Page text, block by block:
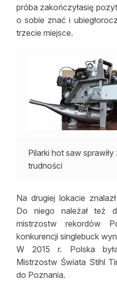
próba zakończyłasię
o sobie znać i
trzecie miejsce.
Pilarki hot saw
trudności
Na drugiej lokacie
Do niego należał też
mistrzostw rekordów
konkurencji singlebuck
W 2015 r. Polska
Mistrzostw Świata Stihl
do Poznania.